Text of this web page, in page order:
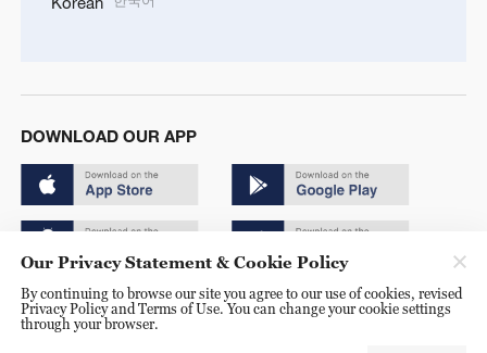
DOWNLOAD OUR APP
Copyright © 2024 CGTN.
京ICP备20000184号
Our Privacy Statement & Cookie Policy
By continuing to browse our site you agree to our use of cookies, revised
Privacy Policy and Terms of Use. You can change your cookie settings
through your browser.